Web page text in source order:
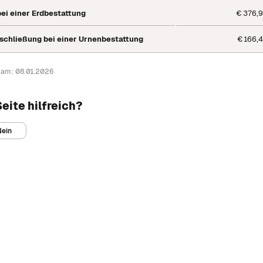
Blick.
erklärt.
Serfauser:innen.
auf einen Blick.
im Dorf.
einer Erdbestattung €
bei einer Urnenbestattung €
08.01.2026
hilfreich?